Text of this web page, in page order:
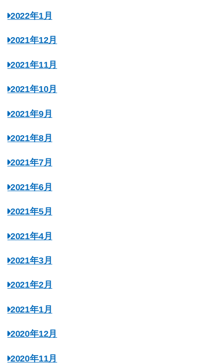
2022年1月
2021年12月
2021年11月
2021年10月
2021年9月
2021年8月
2021年7月
2021年6月
2021年5月
2021年4月
2021年3月
2021年2月
2021年1月
2020年12月
2020年11月